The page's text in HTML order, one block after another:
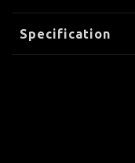
Specification